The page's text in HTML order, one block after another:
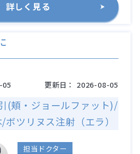
詳しく見る
更新日： 2026-08-05
(頬・ジョールファット)/
ツリヌス注射（エラ）
担当ドクター